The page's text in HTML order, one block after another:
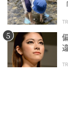
ウーマンエキサイト